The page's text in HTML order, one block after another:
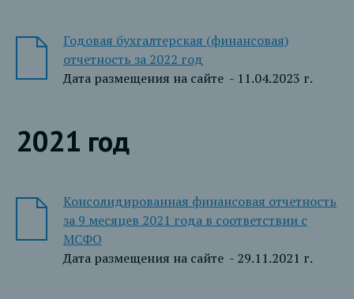
Годовая бухгалтерская (финансовая)
отчетность за 2022 год
Дата размещения на сайте - 11.04.2023 г.
2021 год
Консолидированная финансовая отчетность
за 9 месяцев 2021 года в соответствии с
МСФО
Дата размещения на сайте - 29.11.2021 г.